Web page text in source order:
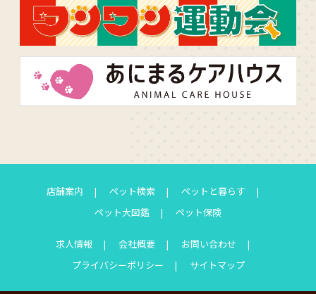
店舗案内 ペット検索
ペットと暮らす
ペット大図鑑
ペット保険
求人情報 会社概要
お問い合わせ
プライバシーポリシー
サイトマップ